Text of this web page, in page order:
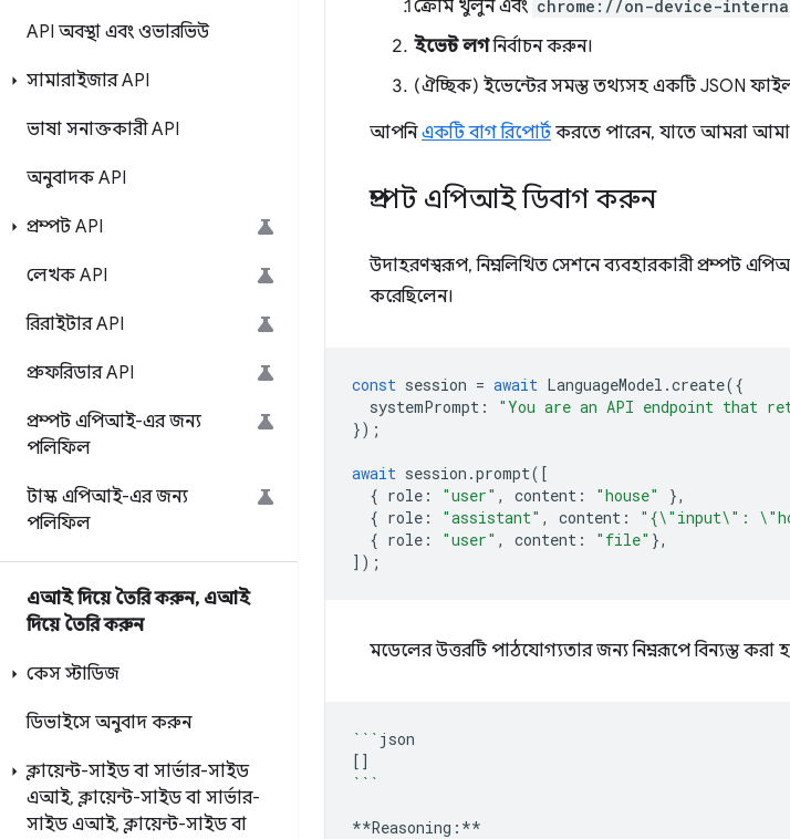
API অবস্থা এবং ওভারভিউ
সামারাইজার API
ভাষা সনাক্তকারী API
অনুবাদক API
প্রম্পট API
লেখক API
রিরাইটার API
প্রুফরিডার API
প্রম্পট এপিআই-এর জন্য
পলিফিল
টাস্ক এপিআই-এর জন্য
পলিফিল
এআই দিয়ে তৈরি করুন, এআই
দিয়ে তৈরি করুন
কেস স্টাডিজ
ডিভাইসে অনুবাদ করুন
ক্লায়েন্ট-সাইড বা সার্ভার-সাইড
এআই, ক্লায়েন্ট-সাইড বা সার্ভার-
সাইড এআই, ক্লায়েন্ট-সাইড বা
ক্রোম খুলুন এবং chrome://on-device-
ইভেন্ট লগনির্বাচন করুন।
(ঐচ্ছিক) ইভেন্টের সমস্ত তথ্যসহ একটি JSON
আপনিএকটি বাগ রিপোর্টকরতে পারেন, যাতে আমরা
প্রম্পট এপিআই ডিবাগ করুন
উদাহরণস্বরূপ, নিম্নলিখিত সেশনে ব্যবহারকারী প্রম্পট
করেছিলেন।
const session = await LanguageModel .create({
systemPrompt :
"You are an API endpoint that
});
await session .prompt([
{ role : "user" , content : "house"
},
{ role : "assistant" , content : "{\"input\":
{ role : "user" , content : "file" },
]);
মডেলের উত্তরটি পাঠযোগ্যতার জন্য নিম্নরূপে বিন্যস্ত করা
```
[]
```
**Reasoning:**